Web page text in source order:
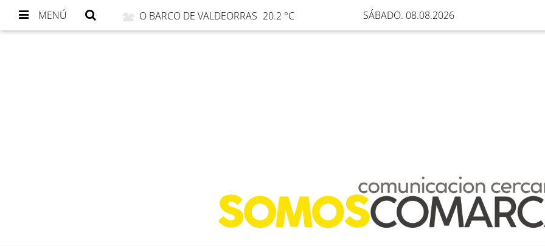
MENÚ O BARCO DE VALDEORRAS 20.2 °C SÁBADO. 08.08.2026